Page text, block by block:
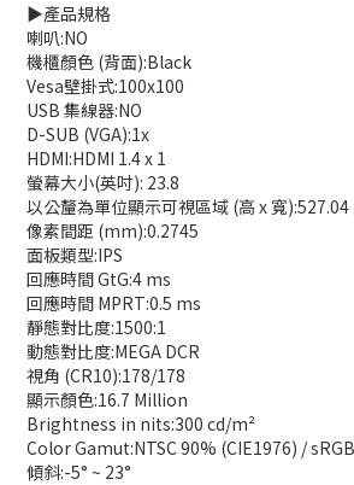
▶️產品規格
喇叭:NO
機櫃顏色 (背面):Black
Vesa壁掛式:100x100
USB 集線器:NO
D-SUB (VGA):1x
HDMI:HDMI 1.4 x 1
螢幕大小(英吋): 23.8
以公釐為單位顯示可視區域 (高 x 寬
像素間距 (mm):0.2745
面板類型:IPS
回應時間 GtG:4 ms
回應時間 MPRT:0.5 ms
靜態對比度:1500:1
動態對比度:MEGA DCR
視角 (CR10):178/178
顯示顏色:16.7 Million
Brightness in nits:300 cd/m²
Color Gamut:NTSC 90% (CIE1976) /
傾斜:-5° ~ 23°